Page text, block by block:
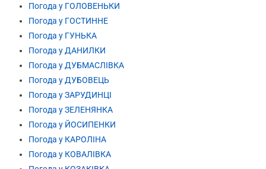
Погода у ГОЛОВЕНЬКИ
Погода у ГОСТИННЕ
Погода у ГУНЬКА
Погода у ДАНИЛКИ
Погода у ДУБМАСЛІВКА
Погода у ДУБОВЕЦЬ
Погода у ЗАРУДИНЦІ
Погода у ЗЕЛЕНЯНКА
Погода у ЙОСИПЕНКИ
Погода у КАРОЛІНА
Погода у КОВАЛІВКА